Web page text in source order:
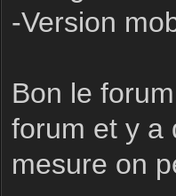
-Version
Bon le
forum et y a
mesure on